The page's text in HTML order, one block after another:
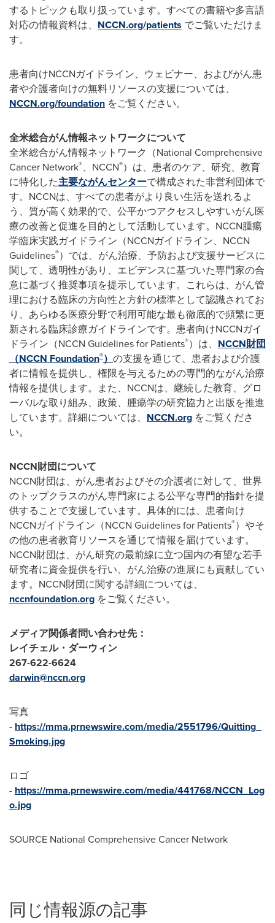
するトピックも取り扱っています。すべての書籍や多言語
対応の情報資料は、 NCCN.org/patients でご覧いただけま
す。
患者向けNCCNガイドライン、ウェビナー、およびがん患
者や介護者向けの無料リソースの支援については、
NCCN.org/foundation をご覧ください。
全米総合がん情報ネットワークについて
全米総合がん情報ネットワーク（National Comprehensive
Cancer Network®、NCCN®）は、患者のケア、研究、教育
に特化した主要ながんセンターで構成された非営利団体で
す。NCCNは、すべての患者がより良い生活を送れるよ
う、質が高く効果的で、公平かつアクセスしやすいがん医
療の改善と促進を目的として活動しています。NCCN腫瘍
学臨床実践ガイドライン（NCCNガイドライン、NCCN
Guidelines®）では、がん治療、予防および支援サービスに
関して、透明性があり、エビデンスに基づいた専門家の合
意に基づく推奨事項を提示しています。これらは、がん管
理における臨床の方向性と方針の標準として認識されてお
り、あらゆる医療分野で利用可能な最も徹底的で頻繁に更
新される臨床診療ガイドラインです。患者向けNCCNガイ
ドライン（NCCN Guidelines for Patients®）は、 NCCN財団
（NCCN Foundation®） の支援を通じて、患者および介護
者に情報を提供し、権限を与えるための専門的ながん治療
情報を提供します。また、NCCNは、継続した教育、グロ
ーバルな取り組み、政策、腫瘍学の研究協力と出版を推進
しています。詳細については、 NCCN.org をご覧くださ
い。
NCCN財団について
NCCN財団は、がん患者およびその介護者に対して、世界
のトップクラスのがん専門家による公平な専門的指針を提
供することで支援しています。具体的には、患者向け
NCCNガイドライン（NCCN Guidelines for Patients®）やそ
の他の患者教育リソースを通じて情報を届けています。
NCCN財団は、がん研究の最前線に立つ国内の有望な若手
研究者に資金提供を行い、がん治療の進展にも貢献してい
ます。NCCN財団に関する詳細については、
nccnfoundation.org をご覧ください。
メディア関係者問い合わせ先：
レイチェル・ダーウィン
267-622-6624
darwin@nccn.org
写真
- https://mma.prnewswire.com/media/2551796/Quitting_
Smoking.jpg
ロゴ
- https://mma.prnewswire.com/media/441768/NCCN_Log
o.jpg
SOURCE National Comprehensive Cancer Network
同じ情報源の記事